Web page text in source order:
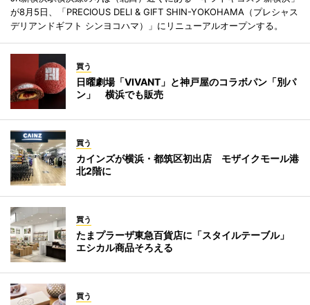
が8月5日、「PRECIOUS DELI & GIFT SHIN-YOKOHAMA（プレシャス
デリアンドギフト シンヨコハマ）」にリニューアルオープンする。
買う
日曜劇場「VIVANT」と神戸屋のコラボパン「別パ
ン」 横浜でも販売
買う
カインズが横浜・都筑区初出店 モザイクモール港
北2階に
買う
たまプラーザ東急百貨店に「スタイルテーブル」
エシカル商品そろえる
買う